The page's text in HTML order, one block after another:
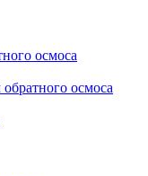
осмоса
осмоса